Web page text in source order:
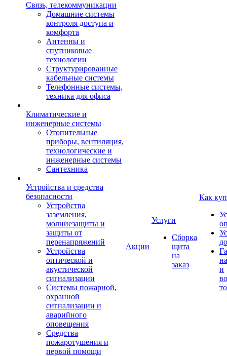
Связь, телекоммуникации
Домашние системы
контроля доступа и
комфорта
Антенны и
спутниковые
технологии
Структурированные
кабельные системы
Телефонные системы,
техника для офиса
Климатические и
инженерные системы
Отопительные
приборы, вентиляция,
технологические и
инженерные системы
Сантехника
Устройства и средства
безопасности
Устройства
заземления,
молниезащиты и
защиты от
перенапряжений
Устройства
оптической и
акустической
сигнализации
Системы пожарной,
охранной
сигнализации и
аварийного
оповещения
Средства
пожаротушения и
первой помощи
Акции
Услуги
Сборка
щита
на
заказ
Как
и